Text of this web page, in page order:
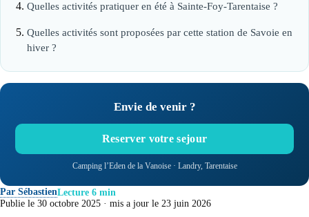
Par SébastienLecture 6 min
Publie le 30 octobre 2025 · mis a jour le 23 juin 2026
Quelles activités pratiquer en été à Sainte-Foy-Tarentaise ?
Quelles activités sont proposées par cette station de Savoie en
hiver ?
Envie de venir ?
Reserver votre sejour
Camping l’Eden de la Vanoise · Landry, Tarentaise